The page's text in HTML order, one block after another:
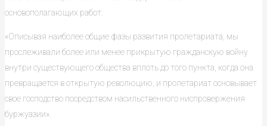
основополагающих работ:
«Описывая наиболее общие фазы развития пролетариата, мы
прослеживали более или менее прикрытую гражданскую войну
внутри существующего общества вплоть до того пункта, когда она
превращается в открытую революцию, и пролетариат основывает
свое господство посредством насильственного ниспровержения
буржуазии».